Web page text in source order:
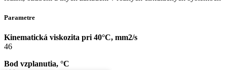
Parametre
Kinematická viskozita pri 40°C, mm2/s
46
Bod vzplanutia, °C